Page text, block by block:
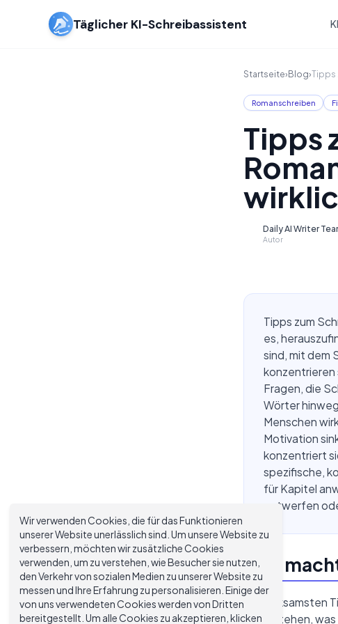
Täglicher KI-Schreibassistent
Startseite›Blog›Tipps
Romanschreiben
Tipps
Daily AI Writer
Autor
Tipps zum
es,
sind, mit dem
konzentrieren
Fragen, die
Wörter
Menschen
Motivation
konzentriert
spezifische,
für Kapitel
entwerfen
Was
Die wirksamsten
zu verstehen,
Wir verwenden Cookies, die für das Funktionieren
unserer Website unerlässlich sind. Um unsere Website zu
verbessern, möchten wir zusätzliche Cookies
verwenden, um zu verstehen, wie Besucher sie nutzen,
den Verkehr von sozialen Medien zu unserer Website zu
messen und Ihre Erfahrung zu personalisieren. Einige der
von uns verwendeten Cookies werden von Dritten
bereitgestellt. Um alle Cookies zu akzeptieren, klicken